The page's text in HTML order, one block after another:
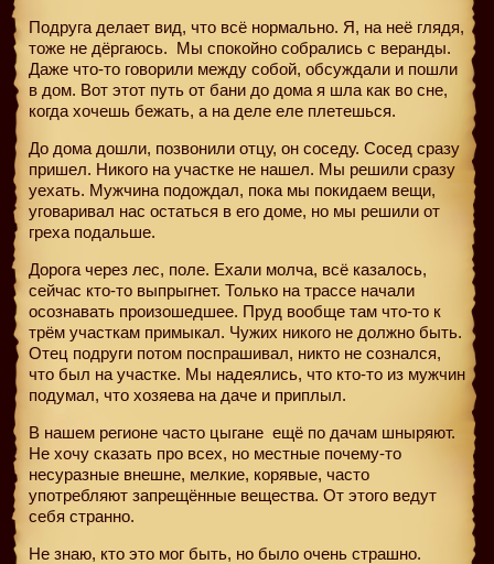
Подруга делает вид, что всё нормально. Я, на неё глядя,
тоже не дёргаюсь. Мы спокойно собрались с веранды.
Даже что-то говорили между собой, обсуждали и пошли
в дом. Вот этот путь от бани до дома я шла как во сне,
когда хочешь бежать, а на деле еле плетешься.
До дома дошли, позвонили отцу, он соседу. Сосед сразу
пришел. Никого на участке не нашел. Мы решили сразу
уехать. Мужчина подождал, пока мы покидаем вещи,
уговаривал нас остаться в его доме, но мы решили от
греха подальше.
Дорога через лес, поле. Ехали молча, всё казалось,
сейчас кто-то выпрыгнет. Только на трассе начали
осознавать произошедшее. Пруд вообще там что-то к
трём участкам примыкал. Чужих никого не должно быть.
Отец подруги потом поспрашивал, никто не сознался,
что был на участке. Мы надеялись, что кто-то из мужчин
подумал, что хозяева на даче и приплыл.
В нашем регионе часто цыгане ещё по дачам шныряют.
Не хочу сказать про всех, но местные почему-то
несуразные внешне, мелкие, корявые, часто
употребляют запрещённые вещества. От этого ведут
себя странно.
Не знаю, кто это мог быть, но было очень страшно.